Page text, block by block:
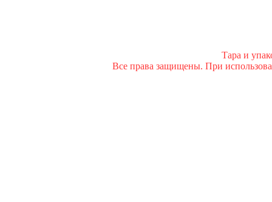
Тара и
Все права защищены. При